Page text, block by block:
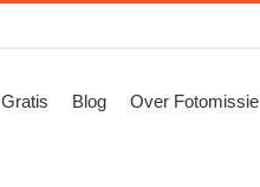
Gratis Blog Over Fotomissie